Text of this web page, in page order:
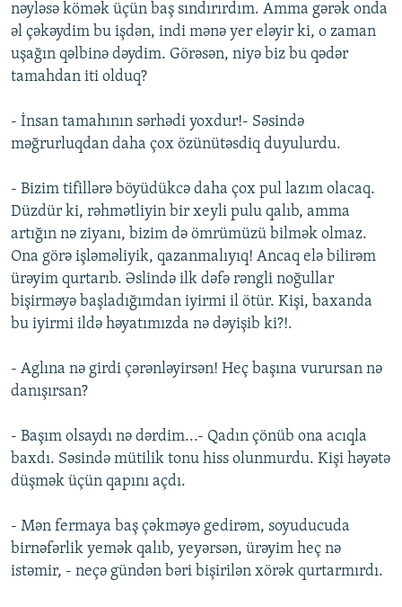
nəyləsə kömək üçün baş sındırırdım. Amma gərək onda
əl çəkəydim bu işdən, indi mənə yer eləyir ki, o zaman
uşağın qəlbinə dəydim. Görəsən, niyə biz bu qədər
tamahdan iti olduq?
- İnsan tamahının sərhədi yoxdur!- Səsində
məğrurluqdan daha çox özünütəsdiq duyulurdu.
- Bizim tifillərə böyüdükcə daha çox pul lazım olacaq.
Düzdür ki, rəhmətliyin bir xeyli pulu qalıb, amma
artığın nə ziyanı, bizim də ömrümüzü bilmək olmaz.
Ona görə işləməliyik, qazanmalıyıq! Ancaq elə bilirəm
ürəyim qurtarıb. Əslində ilk dəfə rəngli noğullar
bişirməyə başladığımdan iyirmi il ötür. Kişi, baxanda
bu iyirmi ildə həyatımızda nə dəyişib ki?!.
- Aglına nə girdi çərənləyirsən! Heç başına vurursan nə
danışırsan?
- Başım olsaydı nə dərdim...- Qadın çönüb ona acıqla
baxdı. Səsində mütilik tonu hiss olunmurdu. Kişi həyətə
düşmək üçün qapını açdı.
- Mən fermaya baş çəkməyə gedirəm, soyuducuda
birnəfərlik yemək qalıb, yeyərsən, ürəyim heç nə
istəmir, - neçə gündən bəri bişirilən xörək qurtarmırdı.